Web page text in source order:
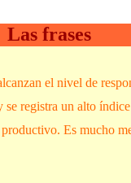
Las frases
el nivel de
registra un alto
Es mucho